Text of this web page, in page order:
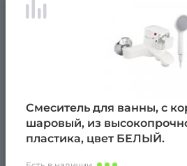
Смеситель для ванны, c
шаровый, из
пластика, цвет БЕЛЫЙ.